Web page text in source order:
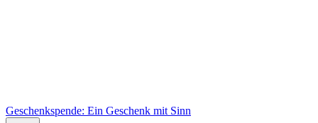
Geschenkspende: Ein Geschenk mit Sinn